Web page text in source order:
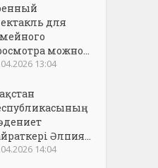
для
можно...
13:04
Әлпия...
14:04